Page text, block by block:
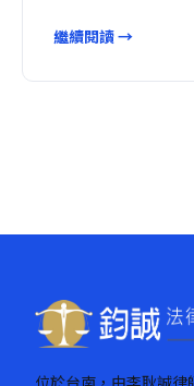
繼續閱讀 →
位於台南，由李耿誠律